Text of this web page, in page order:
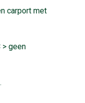
carport met
> geen